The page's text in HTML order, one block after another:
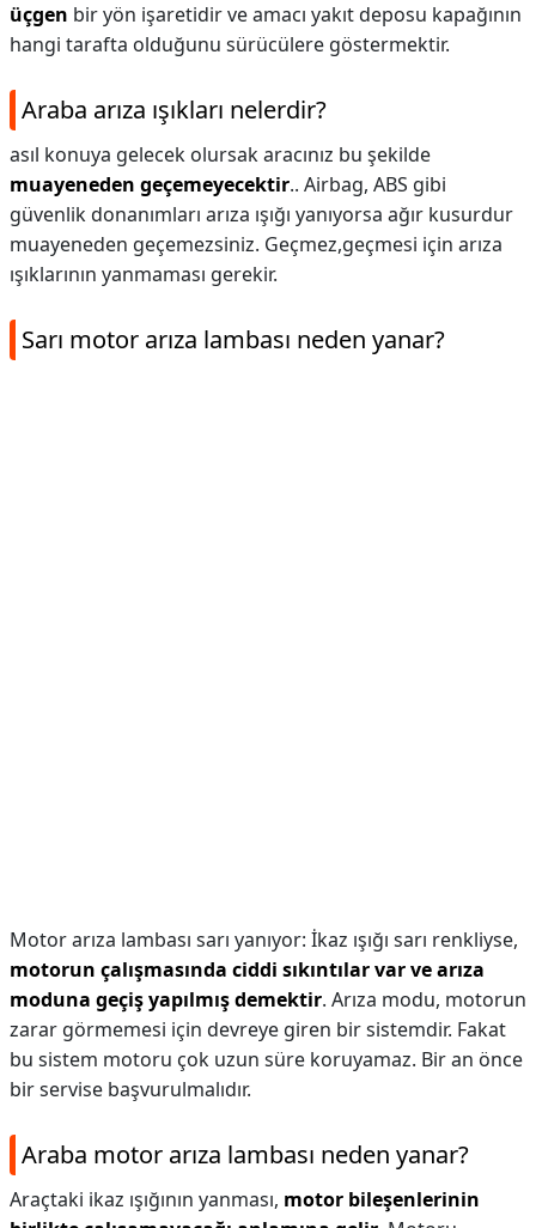
üçgen bir yön işaretidir ve amacı yakıt deposu kapağının
hangi tarafta olduğunu sürücülere göstermektir.
Araba arıza ışıkları nelerdir?
asıl konuya gelecek olursak aracınız bu şekilde
muayeneden geçemeyecektir.. Airbag, ABS gibi
güvenlik donanımları arıza ışığı yanıyorsa ağır kusurdur
muayeneden geçemezsiniz. Geçmez,geçmesi için arıza
ışıklarının yanmaması gerekir.
Sarı motor arıza lambası neden yanar?
Motor arıza lambası sarı yanıyor: İkaz ışığı sarı renkliyse,
motorun çalışmasında ciddi sıkıntılar var ve arıza
moduna geçiş yapılmış demektir. Arıza modu, motorun
zarar görmemesi için devreye giren bir sistemdir. Fakat
bu sistem motoru çok uzun süre koruyamaz. Bir an önce
bir servise başvurulmalıdır.
Araba motor arıza lambası neden yanar?
Araçtaki ikaz ışığının yanması, motor bileşenlerinin